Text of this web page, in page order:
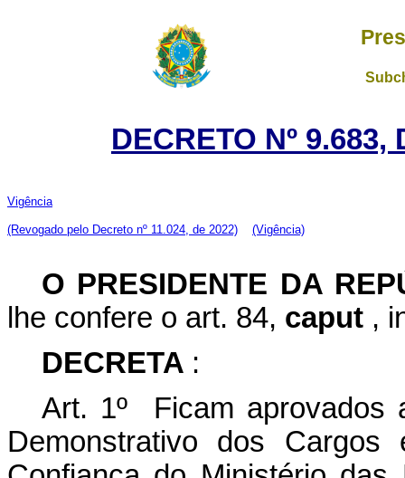
DECRETO Nº
Vigência
(Revogado pelo Decreto nº 11.024, de 2022) (Vigência)
O PRESIDENTE DA
lhe confere o art. 84, caput ,
DECRETA :
Art. 1º Ficam aprovados
Demonstrativo dos